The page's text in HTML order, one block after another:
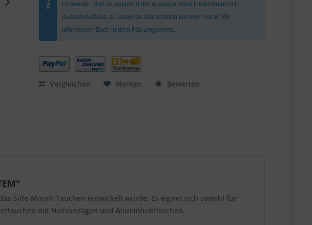
hinweisen, daß es aufgrund der angespannten Liefersituation in
Ausnahmefällen zu längeren Wartezeiten kommen kann. Wir
informieren Euch in dem Fall umgehend.
Vergleichen Merken Bewerten
Side-Mount-Tauchen entwickelt wurde. Es eignet sich sowohl für
mit Nassanzügen und Aluminiumflaschen.